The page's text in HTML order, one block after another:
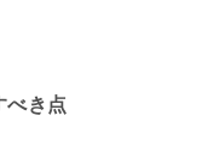
べき点